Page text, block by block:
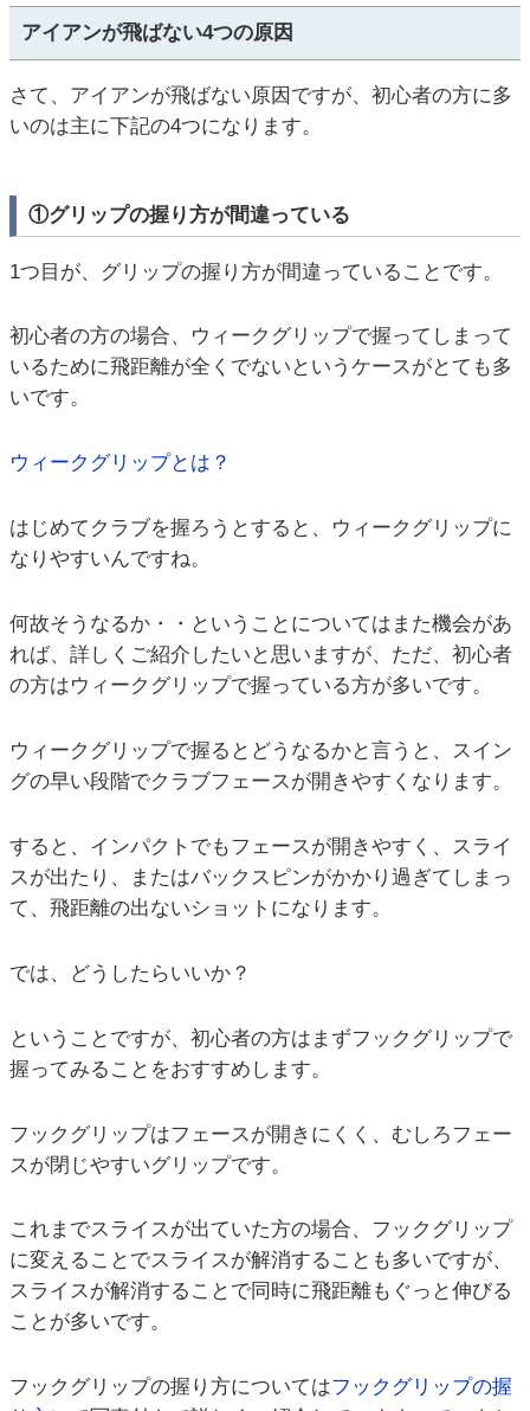
アイアンが飛ばない4つの原因
さて、アイアンが飛ばない原因ですが、初心者の方に多
いのは主に下記の4つになります。
①グリップの握り方が間違っている
1つ目が、グリップの握り方が間違っていることです。
初心者の方の場合、ウィークグリップで握ってしまって
いるために飛距離が全くでないというケースがとても多
いです。
ウィークグリップとは？
はじめてクラブを握ろうとすると、ウィークグリップに
なりやすいんですね。
何故そうなるか・・ということについてはまた機会があ
れば、詳しくご紹介したいと思いますが、ただ、初心者
の方はウィークグリップで握っている方が多いです。
ウィークグリップで握るとどうなるかと言うと、スイン
グの早い段階でクラブフェースが開きやすくなります。
すると、インパクトでもフェースが開きやすく、スライ
スが出たり、またはバックスピンがかかり過ぎてしまっ
て、飛距離の出ないショットになります。
では、どうしたらいいか？
ということですが、初心者の方はまずフックグリップで
握ってみることをおすすめします。
フックグリップはフェースが開きにくく、むしろフェー
スが閉じやすいグリップです。
これまでスライスが出ていた方の場合、フックグリップ
に変えることでスライスが解消することも多いですが、
スライスが解消することで同時に飛距離もぐっと伸びる
ことが多いです。
フックグリップの握り方についてはフックグリップの握